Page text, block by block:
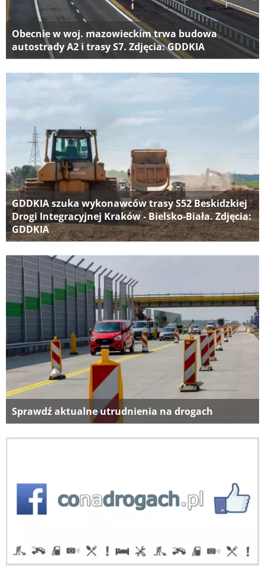
Obecnie w woj. mazowieckim trwa budowa
autostrady A2 i trasy S7. Zdjęcia: GDDKIA
GDDKIA szuka wykonawców trasy S52 Beskidzkiej
Drogi Integracyjnej Kraków - Bielsko-Biała. Zdjęcia:
GDDKIA
Sprawdź aktualne utrudnienia na drogach